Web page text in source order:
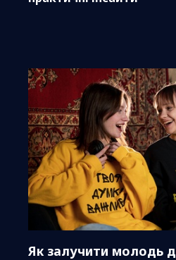
Як залучити молодь